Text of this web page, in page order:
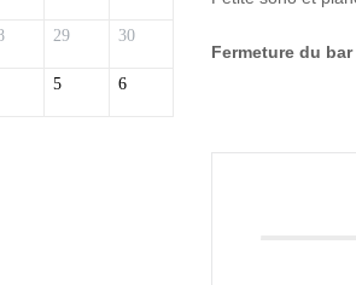
29 30
5 6
Fermeture du bar